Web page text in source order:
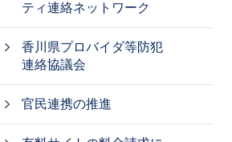
ティ連絡ネットワーク
香川県プロバイダ等防犯
連絡協議会
官民連携の推進